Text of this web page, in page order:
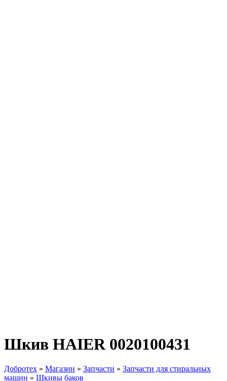
Шкив HAIER 0020100431
Добротех » Магазин » Запчасти » Запчасти для стиральных
машин » Шкивы баков